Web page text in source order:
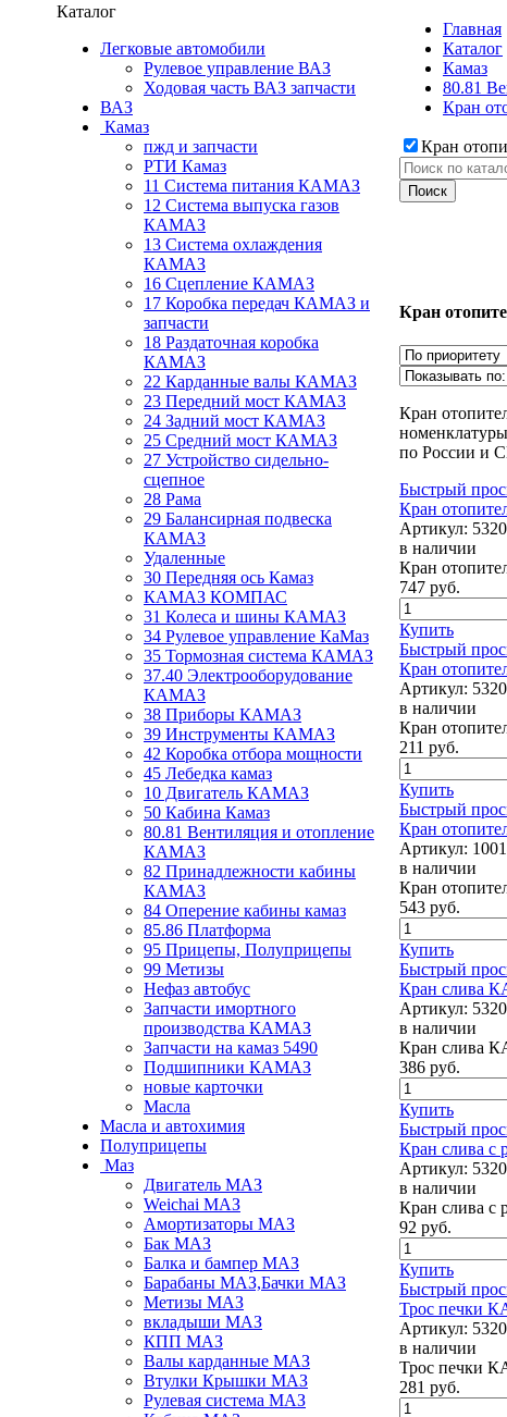
Каталог
Легковые автомобили
Рулевое управление ВАЗ
Ходовая часть ВАЗ запчасти
ВАЗ
Камаз
пжд и запчасти
РТИ Камаз
11 Система питания КАМАЗ
12 Система выпуска газов
КАМАЗ
13 Система охлаждения
КАМАЗ
16 Сцепление КАМАЗ
17 Коробка передач КАМАЗ и
запчасти
18 Раздаточная коробка
КАМАЗ
22 Карданные валы КАМАЗ
23 Передний мост КАМАЗ
24 Задний мост КАМАЗ
25 Средний мост КАМАЗ
27 Устройство сидельно-
сцепное
28 Рама
29 Балансирная подвеска
КАМАЗ
Удаленные
30 Передняя ось Камаз
КАМАЗ КОМПАС
31 Колеса и шины КАМАЗ
34 Рулевое управление КаМаз
35 Тормозная система КАМАЗ
37.40 Электрооборудование
КАМАЗ
38 Приборы КАМАЗ
39 Инструменты КАМАЗ
42 Коробка отбора мощности
45 Лебедка камаз
10 Двигатель КАМАЗ
50 Кабина Камаз
80.81 Вентиляция и отопление
КАМАЗ
82 Принадлежности кабины
КАМАЗ
84 Оперение кабины камаз
85.86 Платформа
95 Прицепы, Полуприцепы
99 Метизы
Нефаз автобус
Запчасти имортного
производства КАМАЗ
Запчасти на камаз 5490
Подшипники КАМАЗ
новые карточки
Масла
Масла и автохимия
Полуприцепы
Маз
Двигатель МАЗ
Weichai МАЗ
Амортизаторы МАЗ
Бак МАЗ
Балка и бампер МАЗ
Барабаны МАЗ,Бачки МАЗ
Метизы МАЗ
вкладыши МАЗ
КПП МАЗ
Валы карданные МАЗ
Втулки Крышки МАЗ
Рулевая система МАЗ
Главная
Каталог
Камаз
80.81
Кран
Кран
Кран
Кран
по России и
Быстрый
Кран
Артикул:
в наличии
Кран
747 руб.
Купить
Быстрый
Кран
Артикул:
в наличии
Кран
211 руб.
Купить
Быстрый
Кран
Артикул:
в наличии
Кран
543 руб.
Купить
Быстрый
Кран слива
Артикул:
в наличии
Кран слива
386 руб.
Купить
Быстрый
Кран слива с
Артикул:
в наличии
Кран слива с
92 руб.
Купить
Быстрый
Трос печки
Артикул:
в наличии
Трос печки
281 руб.